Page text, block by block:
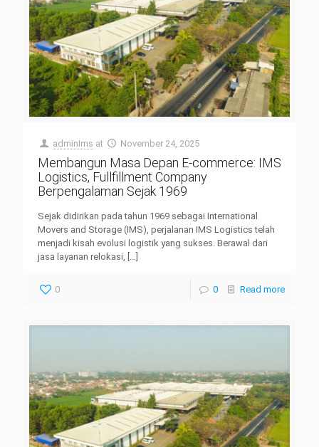
adminIms at November 24, 2025
Membangun Masa Depan E-commerce: IMS
Logistics, Fullfillment Company
Berpengalaman Sejak 1969
Sejak didirikan pada tahun 1969 sebagai International
Movers and Storage (IMS), perjalanan IMS Logistics telah
menjadi kisah evolusi logistik yang sukses. Berawal dari
jasa layanan relokasi, […]
0 0 Read more